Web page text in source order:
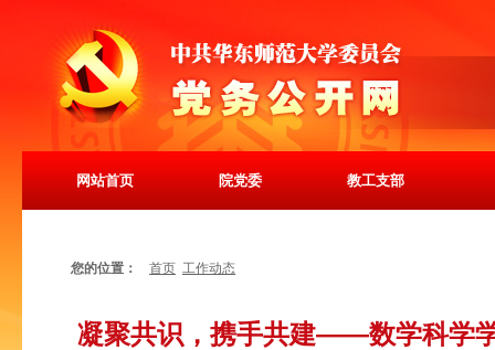
网站首页 院党委 教工支部
您的位置： 首页 工作动态
凝聚共识，携手共建——数学科学